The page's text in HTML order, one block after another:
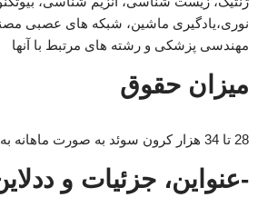
نوری،یادگیری ماشین، شبکه های عصبی
مهندسی پزشکی و رشته های مرتبط با آنها
میزان حقوق
28 تا 34 هزار کرون سوئد به صورت ماهانه به اضافه مزایا می باشد.
-عنواین، جزئیات و